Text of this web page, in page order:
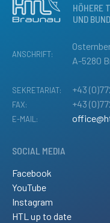
HÖHERE
UND
ANSCHRIFT:
A-5280
SEKRETARIAT: +43
FAX: +43
E-MAIL:
SOCIAL MEDIA
Facebook
YouTube
Instagram
HTL up to date